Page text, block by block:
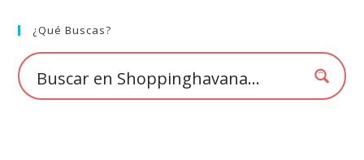
de
producto
¿Qué Buscas?